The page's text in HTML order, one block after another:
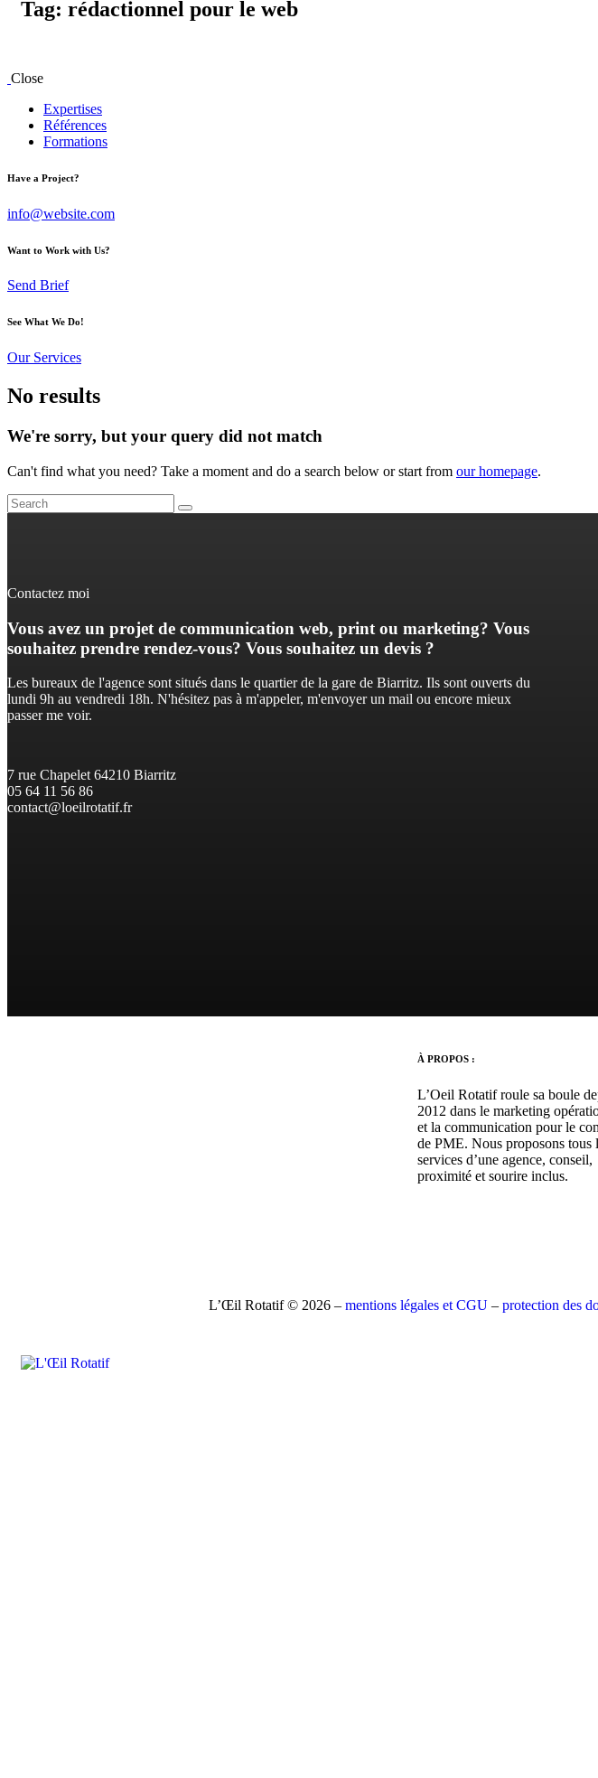
Tag: rédactionnel pour le web
Close
Expertises
Références
Formations
Have a Project?
info@website.com
Want to Work with Us?
Send Brief
See What We Do!
Our Services
No results
We're sorry, but your query did not match
Can't find what you need? Take a moment and do a search below or start from our homepage.
Contactez moi
Vous avez un projet de communication web, print ou marketing? Vous
souhaitez prendre rendez-vous? Vous souhaitez un devis ?
Les bureaux de l'agence sont situés dans le quartier de la gare de Biarritz. Ils sont ouverts du
lundi 9h au vendredi 18h. N'hésitez pas à m'appeler, m'envoyer un mail ou encore mieux
passer me voir.
7 rue Chapelet 64210 Biarritz
05 64 11 56 86
contact@loeilrotatif.fr
À PROPOS :
L’Oeil Rotatif roule sa boule
2012 dans le marketing
et la communication pour le
de PME. Nous proposons tous
services d’une agence, conseil,
proximité et sourire inclus.
L’Œil Rotatif © 2026 – mentions légales et CGU– protection des